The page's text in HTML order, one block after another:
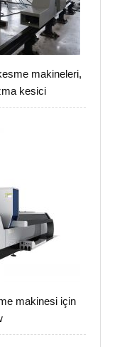
makineleri,
kesici
makinesi için